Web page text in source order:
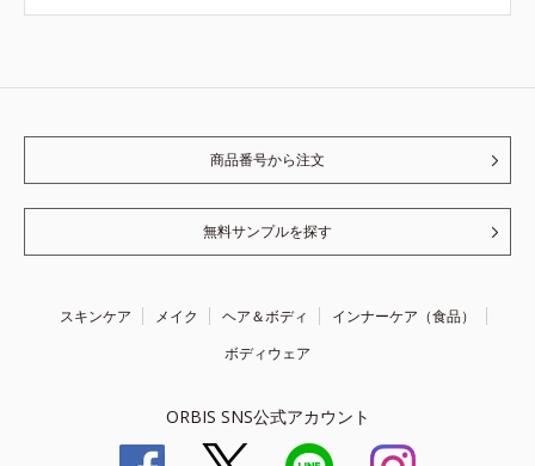
商品番号から注文
無料サンプルを探す
スキンケア メイク ヘア＆ボディ
インナーケア（食品）
ボディウェア
ORBIS SNS公式アカウント